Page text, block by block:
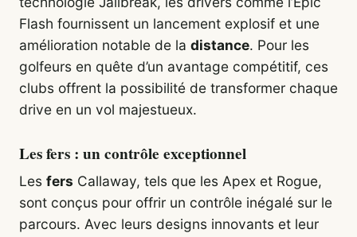
Flash fournissent un lancement explosif et une
amélioration notable de la distance. Pour les
golfeurs en quête d’un avantage compétitif, ces
clubs offrent la possibilité de transformer chaque
drive en un vol majestueux.
Les fers : un contrôle exceptionnel
Les fers Callaway, tels que les Apex et Rogue,
sont conçus pour offrir un contrôle inégalé sur le
parcours. Avec leurs designs innovants et leur